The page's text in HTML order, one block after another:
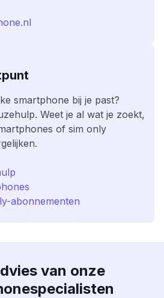
smartphone bij je past?
Weet je al wat je zoekt,
of sim only
abonnementen
van onze